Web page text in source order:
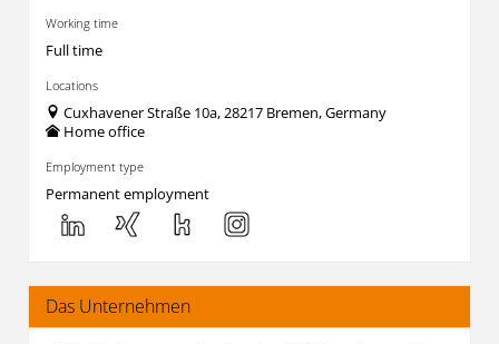
Working time
Full time
Locations
Cuxhavener Straße 10a, 28217 Bremen, Germany
Home office
Employment type
Permanent employment
Das Unternehmen